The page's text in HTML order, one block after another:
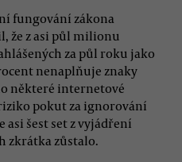
fungování zákona
že z asi půl milionu
za půl roku jako
nenaplňuje znaky
některé internetové
pokut za ignorování
asi šest set z vyjádření
zkrátka zůstalo.